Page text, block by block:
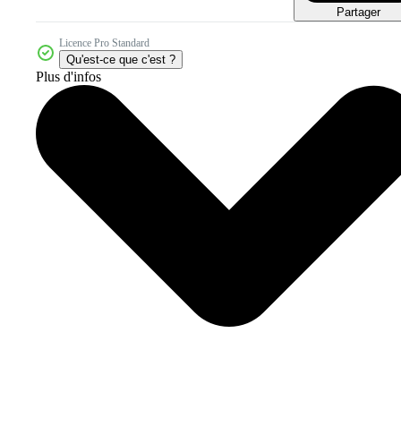
Partager
Licence Pro Standard
Qu'est-ce que c'est ?
Plus d'infos